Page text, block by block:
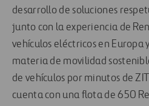
desarrollo de soluciones
junto con la experiencia de
vehículos eléctricos en Europa
materia de movilidad
de vehículos por minutos de
cuenta con una flota de 650